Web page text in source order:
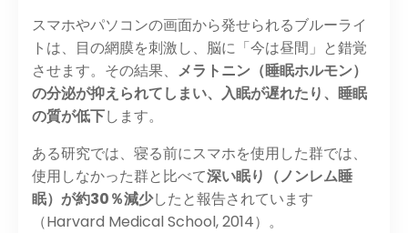
スマホやパソコンの画面から発せられるブルーライ
トは、目の網膜を刺激し、脳に「今は昼間」と錯覚
させます。その結果、 メラトニン（睡眠ホルモン）
の分泌が抑えられてしまい、入眠が遅れたり、睡眠
の質が低下します。
ある研究では、寝る前にスマホを使用した群では、
使用しなかった群と比べて深い眠り（ノンレム睡
眠）が約30％減少したと報告されています
（Harvard Medical School, 2014）。